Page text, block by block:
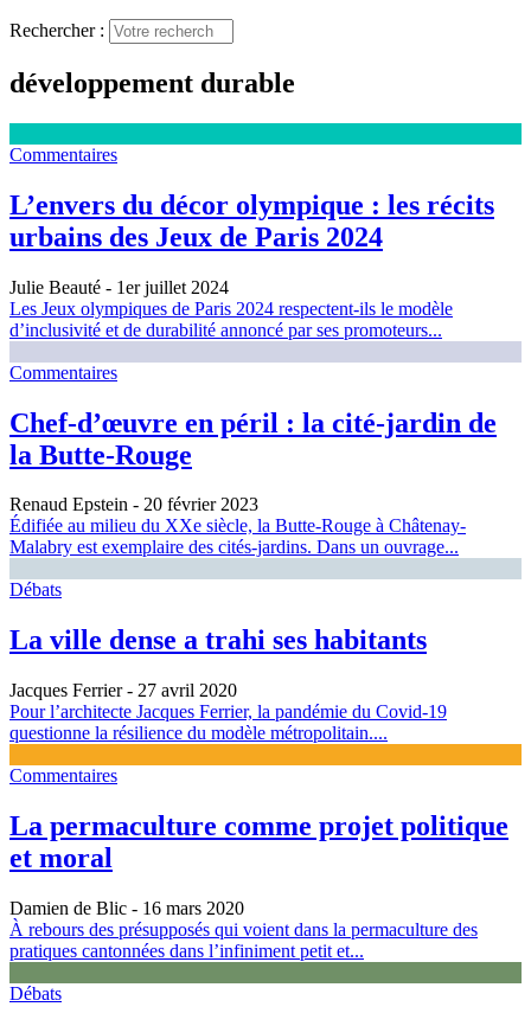
Rechercher :
développement durable
Commentaires
L’envers du décor olympique : les récits
urbains des Jeux de Paris 2024
Julie Beauté - 1er juillet 2024
Les Jeux olympiques de Paris 2024 respectent-ils le modèle
d’inclusivité et de durabilité annoncé par ses promoteurs...
Commentaires
Chef-d’œuvre en péril : la cité-jardin de
la Butte-Rouge
Renaud Epstein - 20 février 2023
Édifiée au milieu du XXe siècle, la Butte-Rouge à Châtenay-
Malabry est exemplaire des cités-jardins. Dans un ouvrage...
Débats
La ville dense a trahi ses habitants
Jacques Ferrier- 27 avril 2020
Pour l’architecte Jacques Ferrier, la pandémie du Covid-19
questionne la résilience du modèle métropolitain....
Commentaires
La permaculture comme projet politique
et moral
Damien de Blic - 16 mars 2020
À rebours des présupposés qui voient dans la permaculture des
pratiques cantonnées dans l’infiniment petit et...
Débats